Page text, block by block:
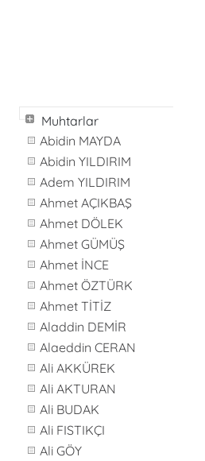
Muhtarlar
Abidin MAYDA
Abidin YILDIRIM
Adem YILDIRIM
Ahmet AÇIKBAŞ
Ahmet DÖLEK
Ahmet GÜMÜŞ
Ahmet İNCE
Ahmet ÖZTÜRK
Ahmet TİTİZ
Aladdin DEMİR
Alaeddin CERAN
Ali AKKÜREK
Ali AKTURAN
Ali BUDAK
Ali FISTIKÇI
Ali GÖY